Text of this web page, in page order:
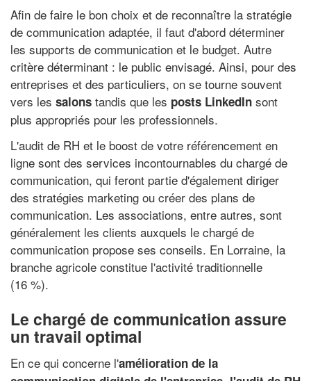
Afin de faire le bon choix et de reconnaître la stratégie
de communication adaptée, il faut d'abord déterminer
les supports de communication et le budget. Autre
critère déterminant : le public envisagé. Ainsi, pour des
entreprises et des particuliers, on se tourne souvent
vers les salons tandis que les posts LinkedIn sont
plus appropriés pour les professionnels.
L'audit de RH et le boost de votre référencement en
ligne sont des services incontournables du chargé de
communication, qui feront partie d'également diriger
des stratégies marketing ou créer des plans de
communication. Les associations, entre autres, sont
généralement les clients auxquels le chargé de
communication propose ses conseils. En Lorraine, la
branche agricole constitue l'activité traditionnelle
(16 %).
Le chargé de communication assure
un travail optimal
En ce qui concerne l'amélioration de la